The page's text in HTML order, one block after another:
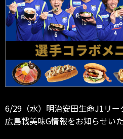
6/29（水）明治安田生命J1リー
広島戦美味G情報をお知らせいた